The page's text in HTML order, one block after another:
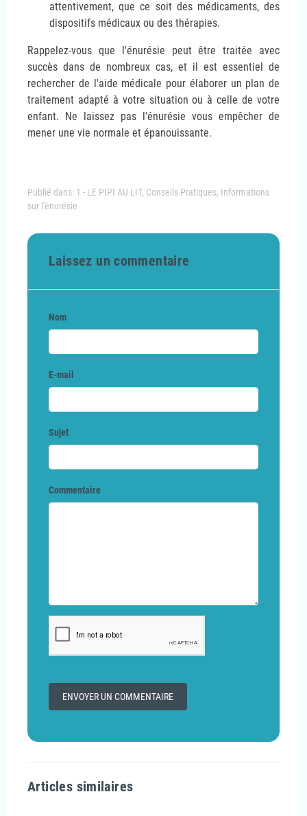
attentivement, que ce soit des médicaments, des
dispositifs médicaux ou des thérapies.
Rappelez-vous que l'énurésie peut être traitée avec
succès dans de nombreux cas, et il est essentiel de
rechercher de l'aide médicale pour élaborer un plan de
traitement adapté à votre situation ou à celle de votre
enfant. Ne laissez pas l'énurésie vous empêcher de
mener une vie normale et épanouissante.
Publié dans: 1 - LE PIPI AU LIT, Conseils Pratiques, Informations
sur l'énurésie
Laissez un commentaire
Nom
E-mail
Sujet
Commentaire
Articles similaires